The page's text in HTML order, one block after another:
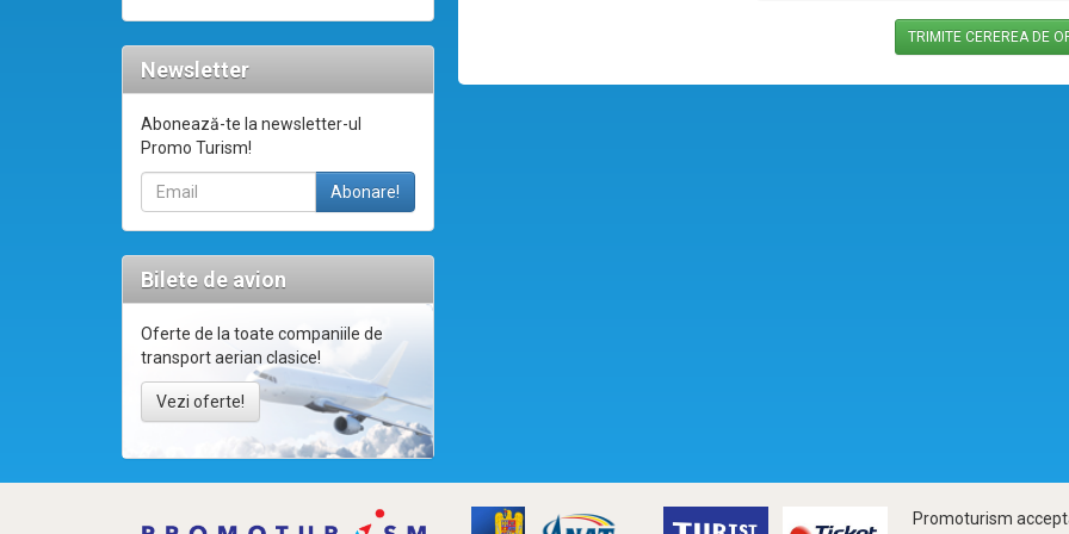
Newsletter
Abonează-te la newsletter-ul
Promo Turism!
Bilete de avion
Oferte de la toate companiile de
transport aerian clasice!
Vezi oferte!
Promoturism